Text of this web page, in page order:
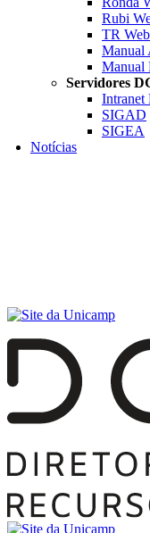
Rubi
TR Web
Manual
Manual
Servidores
Intranet
SIGAD
SIGEA
Notícias